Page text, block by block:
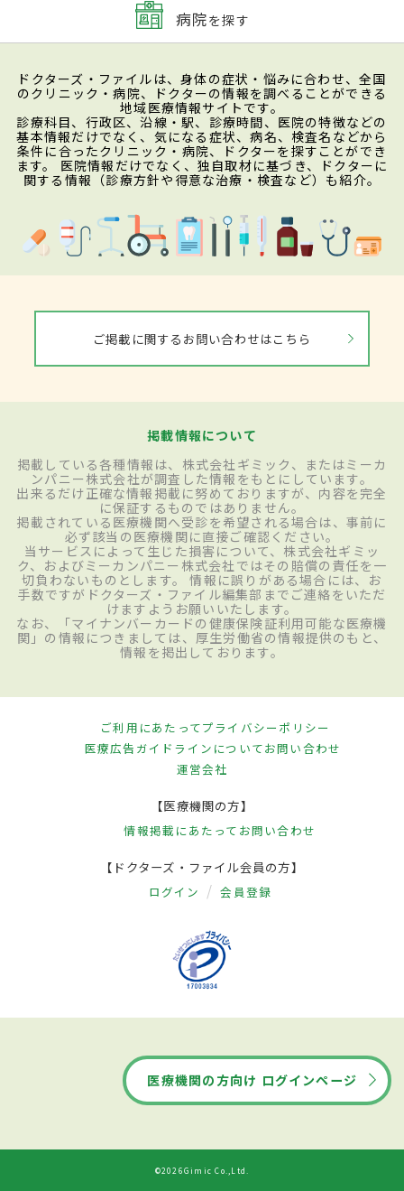
病院を探す
ドクターズ・ファイルは、身体の症状・悩みに合わせ、全国
のクリニック・病院、ドクターの情報を調べることができる
地域医療情報サイトです。
診療科目、行政区、沿線・駅、診療時間、医院の特徴などの
基本情報だけでなく、気になる症状、病名、検査名などから
条件に合ったクリニック・病院、ドクターを探すことができ
ます。 医院情報だけでなく、独自取材に基づき、ドクターに
関する情報（診療方針や得意な治療・検査など）も紹介。
ご掲載に関するお問い合わせはこちら
掲載情報について
掲載している各種情報は、株式会社ギミック、またはミーカ
ンパニー株式会社が調査した情報をもとにしています。
出来るだけ正確な情報掲載に努めておりますが、内容を完全
に保証するものではありません。
掲載されている医療機関へ受診を希望される場合は、事前に
必ず該当の医療機関に直接ご確認ください。
当サービスによって生じた損害について、株式会社ギミッ
ク、およびミーカンパニー株式会社ではその賠償の責任を一
切負わないものとします。 情報に誤りがある場合には、お
手数ですがドクターズ・ファイル編集部までご連絡をいただ
けますようお願いいたします。
なお、「マイナンバーカードの健康保険証利用可能な医療機
関」の情報につきましては、厚生労働省の情報提供のもと、
情報を掲出しております。
ご利用にあたってプライバシーポリシー
医療広告ガイドラインについてお問い合わせ
運営会社
【医療機関の方】
情報掲載にあたって お問い合わせ
【ドクターズ・ファイル会員の方】
ログイン 会員登録
医療機関の方向け ログインページ
©2026Gimic Co.,Ltd.